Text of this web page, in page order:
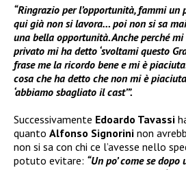
“Ringrazio per l’opportunità, fammi un
qui già non si lavora… poi non si sa
una bella opportunità. Anche perché
privato mi ha detto ‘svoltami questo
frase me la ricordo bene e mi è
cosa che ha detto che non mi è
‘abbiamo sbagliato il cast’”.
Successivamente Edoardo Tavassi
quanto Alfonso Signorini non
non si sa con chi ce l’avesse nello
potuto evitare: “Un po’ come se